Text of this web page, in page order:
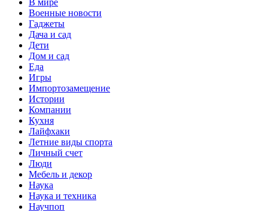
Военные новости
Гаджеты
Дача и сад
Дети
Дом и сад
Еда
Игры
Импортозамещение
Истории
Компании
Кухня
Лайфхаки
Летние виды спорта
Личный счет
Люди
Мебель и декор
Наука
Наука и техника
Научпоп